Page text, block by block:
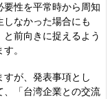
性を平常時から周知
なかった場合にも
と前向きに捉えるよう
。
が、発表事項とし
、「台湾企業との交流